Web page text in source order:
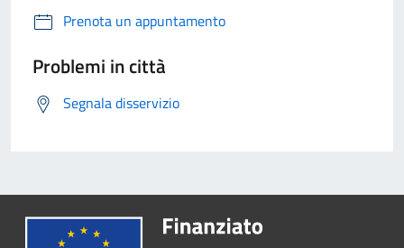
Prenota un appuntamento
Problemi in città
Segnala disservizio